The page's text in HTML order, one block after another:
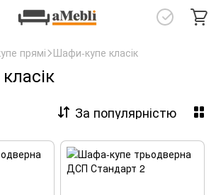
прямі Шафи-купе класік
За популярністю